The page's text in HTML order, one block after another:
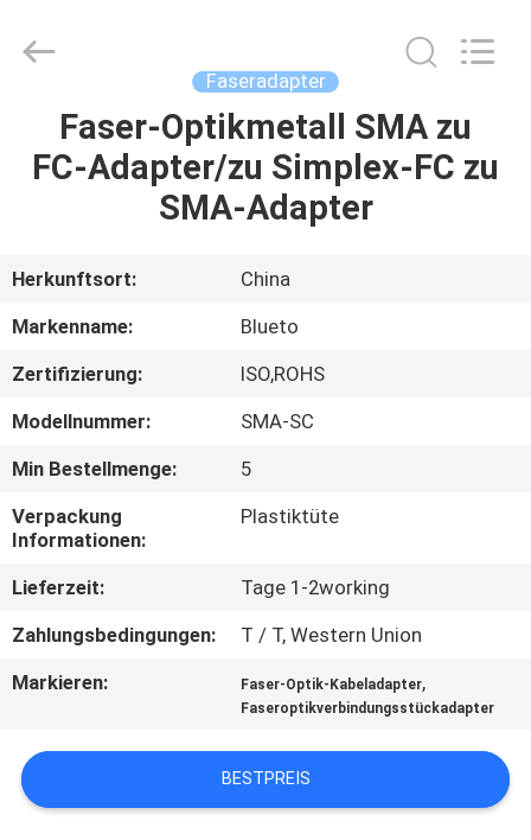
HAUS
PRODUKTE
ÜBER
UNS
FABRIK-
AUSFLUG
QUALITÄTSKONTROLLE
TRETEN
SIE
MIT
IN
VERBINDUNG
Faseradapter
Faser-Optikmetall SMA zu
FC-Adapter/zu Simplex-FC zu
SMA-Adapter
Herkunftsort:
China
Markenname:
Blueto
Zertifizierung:
ISO,ROHS
Modellnummer:
SMA-SC
Min Bestellmenge:
5
Verpackung
Informationen:
Plastiktüte
Lieferzeit:
Tage 1-2working
Zahlungsbedingungen:
T / T, Western Union
Markieren:
Faser-Optik-Kabeladapter,
Faseroptikverbindungsstückadapter
BESTPREIS